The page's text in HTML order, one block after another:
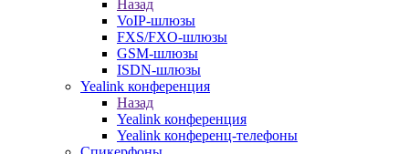
Назад
VoIP-шлюзы
FXS/FXO-шлюзы
GSM-шлюзы
ISDN-шлюзы
Yealink конференция
Назад
Yealink конференция
Yealink конференц-телефоны